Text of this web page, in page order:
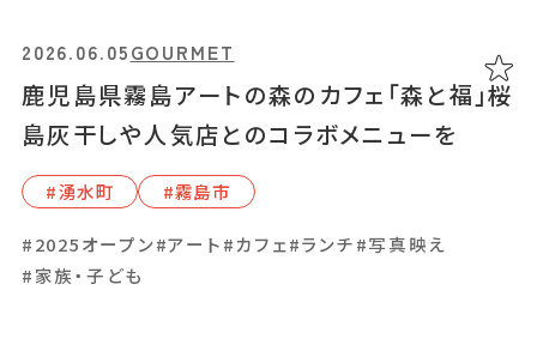
鹿児島県霧島アートの森のカフェ「森と福」桜
島灰干しや人気店とのコラボメニューを
2026.06.05GOURMET
#湧⽔町 #霧島市
#2025オープン#アート#カフェ#ランチ#写真映え
#家族・子ども